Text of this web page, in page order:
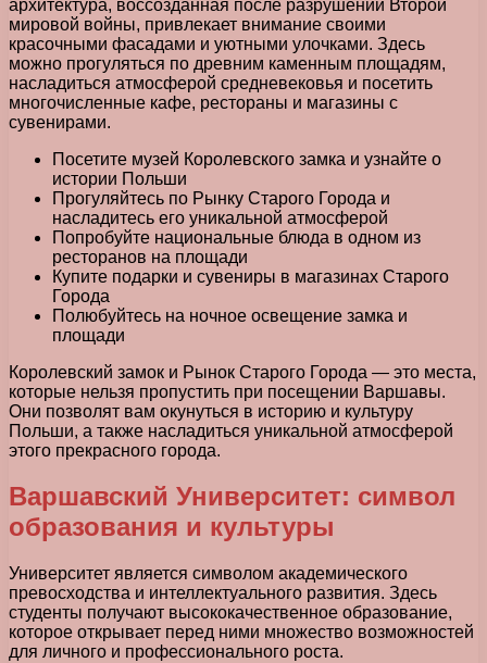
архитектура, воссозданная после разрушений Второй
мировой войны, привлекает внимание своими
красочными фасадами и уютными улочками. Здесь
можно прогуляться по древним каменным площадям,
насладиться атмосферой средневековья и посетить
многочисленные кафе, рестораны и магазины с
сувенирами.
Посетите музей Королевского замка и узнайте о
истории Польши
Прогуляйтесь по Рынку Старого Города и
насладитесь его уникальной атмосферой
Попробуйте национальные блюда в одном из
ресторанов на площади
Купите подарки и сувениры в магазинах Старого
Города
Полюбуйтесь на ночное освещение замка и
площади
Королевский замок и Рынок Старого Города — это места,
которые нельзя пропустить при посещении Варшавы.
Они позволят вам окунуться в историю и культуру
Польши, а также насладиться уникальной атмосферой
этого прекрасного города.
Варшавский Университет: символ
образования и культуры
Университет является символом академического
превосходства и интеллектуального развития. Здесь
студенты получают высококачественное образование,
которое открывает перед ними множество возможностей
для личного и профессионального роста.